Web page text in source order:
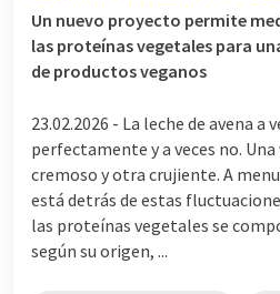
Un nuevo proyecto permite
las proteínas vegetales para
de productos veganos
23.02.2026 - La leche de avena a
perfectamente y a veces no.
cremoso y otra crujiente. A
está detrás de estas
las proteínas vegetales se
según su origen, ...